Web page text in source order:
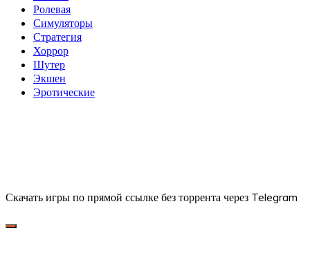
Ролевая
Симуляторы
Стратегия
Хоррор
Шутер
Экшен
Эротические
Скачать игры по прямой ссылке без торрента через Telegram